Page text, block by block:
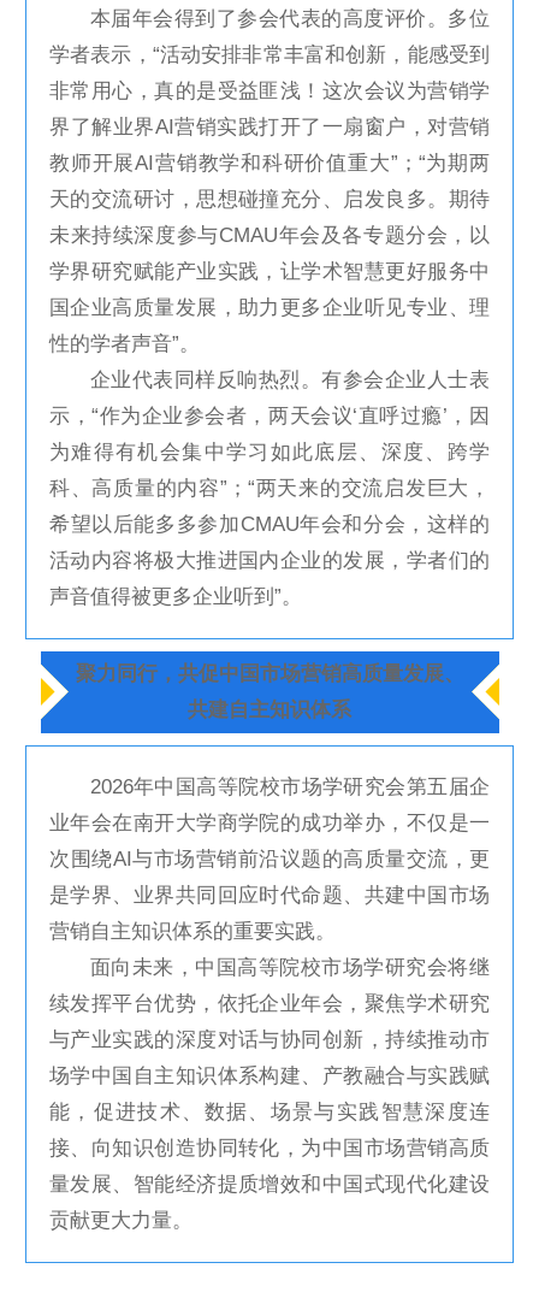
本届年会得到了参会代表的高度评价。多位
学者表示，“活动安排非常丰富和创新，能感受到
非常用心，真的是受益匪浅！这次会议为营销学
界了解业界AI营销实践打开了一扇窗户，对营销
教师开展AI营销教学和科研价值重大”；“为期两
天的交流研讨，思想碰撞充分、启发良多。期待
未来持续深度参与CMAU年会及各专题分会，以
学界研究赋能产业实践，让学术智慧更好服务中
国企业高质量发展，助力更多企业听见专业、理
性的学者声音”。
企业代表同样反响热烈。有参会企业人士表
示，“作为企业参会者，两天会议‘直呼过瘾’，因
为难得有机会集中学习如此底层、深度、跨学
科、高质量的内容”；“两天来的交流启发巨大，
希望以后能多多参加CMAU年会和分会，这样的
活动内容将极大推进国内企业的发展，学者们的
声音值得被更多企业听到”。
聚力同行，共促中国市场营销高质量发展、
共建自主知识体系
2026年中国高等院校市场学研究会第五届企
业年会在南开大学商学院的成功举办，不仅是一
次围绕AI与市场营销前沿议题的高质量交流，更
是学界、业界共同回应时代命题、共建中国市场
营销自主知识体系的重要实践。
面向未来，中国高等院校市场学研究会将继
续发挥平台优势，依托企业年会，聚焦学术研究
与产业实践的深度对话与协同创新，持续推动市
场学中国自主知识体系构建、产教融合与实践赋
能，促进技术、数据、场景与实践智慧深度连
接、向知识创造协同转化，为中国市场营销高质
量发展、智能经济提质增效和中国式现代化建设
贡献更大力量。